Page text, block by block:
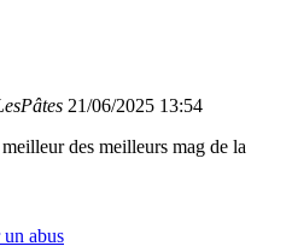
21/06/2025 13:54
des meilleurs mag de la
un abus